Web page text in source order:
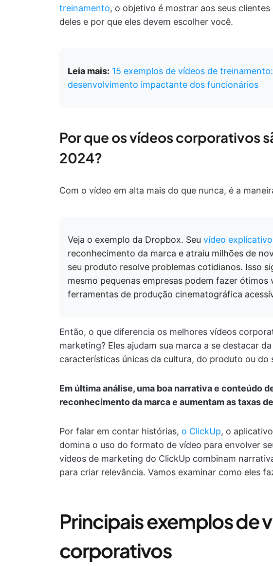
treinamento, o objetivo é mostrar aos seus
deles e por que eles devem escolher você.
Leia mais: 15 exemplos de vídeos de
desenvolvimento impactante dos funcionários
Por que os vídeos corporativos
2024?
Com o vídeo em alta mais do que nunca, é a
Veja o exemplo da Dropbox. Seu vídeo
reconhecimento da marca e atraiu milhões de
seu produto resolve problemas cotidianos. Isso
mesmo pequenas empresas podem fazer
ferramentas de produção cinematográfica
Então, o que diferencia os melhores vídeos
marketing? Eles ajudam sua marca a se destacar
características únicas da cultura, do produto ou do
Em última análise, uma boa narrativa e conteúdo
reconhecimento da marca e aumentam as taxas
Por falar em contar histórias, o ClickUp, o
domina o uso do formato de vídeo para envolver
vídeos de marketing do ClickUp combinam
para criar relevância. Vamos examinar como eles
Principais exemplos de
corporativos